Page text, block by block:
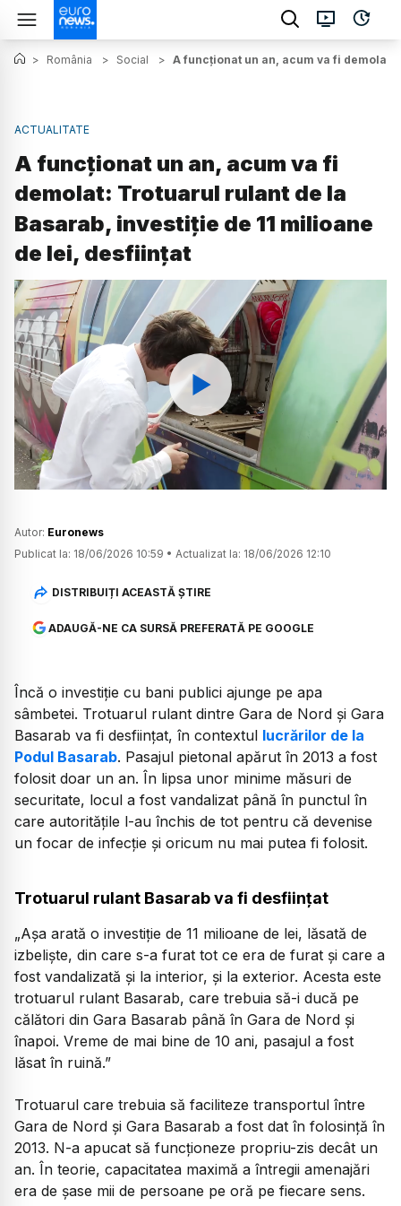
> România > Social > A funcționat un an, acum va fi
ACTUALITATE
A funcționat un an, acum va fi
demolat: Trotuarul rulant de la
Basarab, investiție de 11 milioane
de lei, desființat
Watch
Autor: Euronews
Publicat la: 18/06/2026 10:59 • Actualizat la: 18/06/2026 12:10
DISTRIBUIȚI ACEASTĂ ȘTIRE
ADAUGĂ-NE CA SURSĂ PREFERATĂ PE GOOGLE
Încă o investiție cu bani publici ajunge pe apa
sâmbetei. Trotuarul rulant dintre Gara de Nord și Gara
Basarab va fi desființat, în contextul lucrărilor de la
Podul Basarab. Pasajul pietonal apărut în 2013 a fost
folosit doar un an. În lipsa unor minime măsuri de
securitate, locul a fost vandalizat până în punctul în
care autoritățile l-au închis de tot pentru că devenise
un focar de infecție și oricum nu mai putea fi folosit.
Trotuarul rulant Basarab va fi desființat
„Așa arată o investiție de 11 milioane de lei, lăsată de
izbeliște, din care s-a furat tot ce era de furat și care a
fost vandalizată și la interior, și la exterior. Acesta este
trotuarul rulant Basarab, care trebuia să-i ducă pe
călători din Gara Basarab până în Gara de Nord și
înapoi. Vreme de mai bine de 10 ani, pasajul a fost
lăsat în ruină.”
Trotuarul care trebuia să faciliteze transportul între
Gara de Nord și Gara Basarab a fost dat în folosință în
2013. N-a apucat să funcționeze propriu-zis decât un
an. În teorie, capacitatea maximă a întregii amenajări
era de șase mii de persoane pe oră pe fiecare sens.